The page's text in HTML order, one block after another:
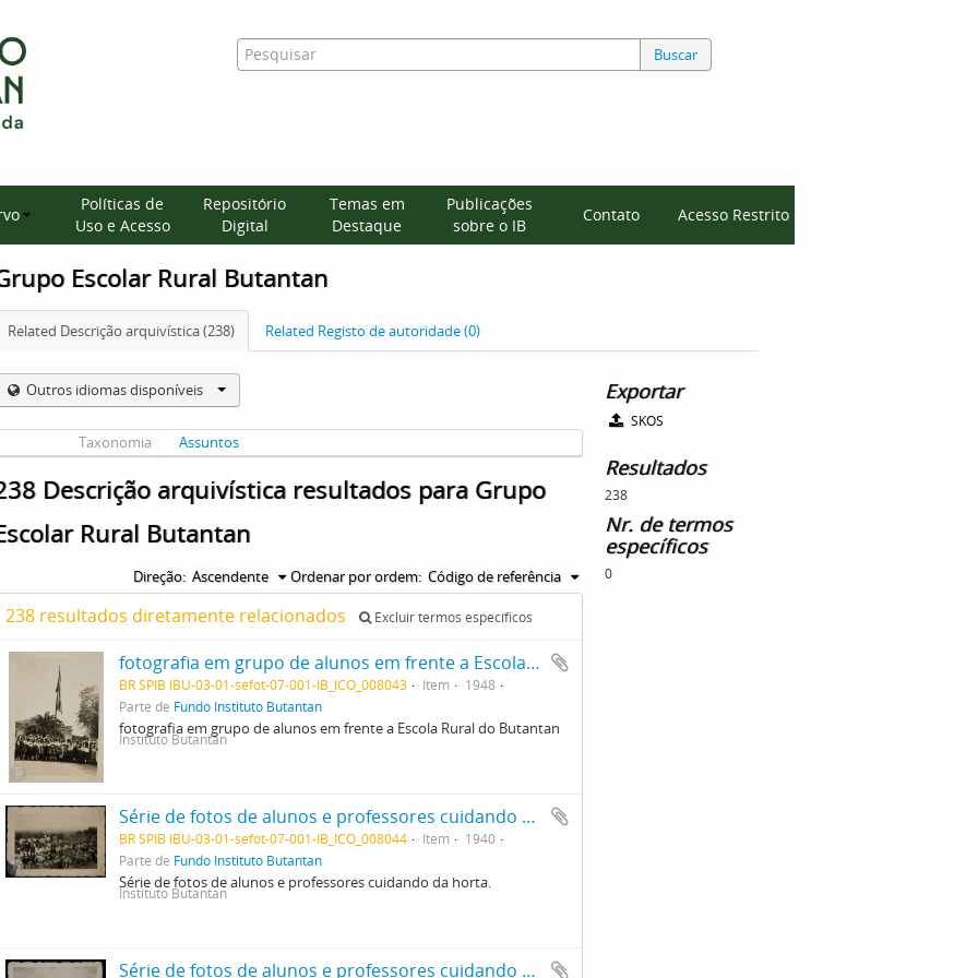
Buscar
Políticas de
Uso e Acesso
Repositório
Digital
Temas em
Destaque
Publicações
sobre o IB
Contato Acesso Restrito
Escolar Rural Butantan
Related Descrição arquivística (238) Related Registo de autoridade (0)
Outros idiomas disponíveis
Taxonomia Assuntos
Descrição arquivística resultados para Grupo
Rural Butantan
Ordenar por ordem: Código de referência
Direção: Ascendente
238 resultados diretamente relacionados Excluir termos específicos
fotografia em grupo de alunos em frente a Escola Rural do Butantan
BR SPIB IBU-03-01-sefot-07-001-IB_ICO_008043 Item
1948
Parte de Fundo Instituto Butantan
fotografia em grupo de alunos em frente a Escola Rural do Butantan
Instituto Butantan
Série de fotos de alunos e professores cuidando da horta.
BR SPIB IBU-03-01-sefot-07-001-IB_ICO_008044 Item
1940
Parte de Fundo Instituto Butantan
Série de fotos de alunos e professores cuidando da horta.
Instituto Butantan
Série de fotos de alunos e professores cuidando da horta.
Exportar
SKOS
Resultados
238
Nr. de termos
específicos
0